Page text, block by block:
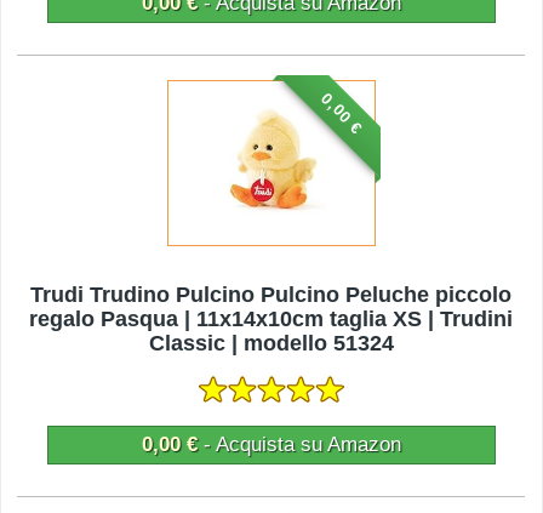
0,00 €
Trudi Trudino Pulcino Pulcino Peluche piccolo
regalo Pasqua | 11x14x10cm taglia XS | Trudini
Classic | modello 51324
0,00 €- Acquista su Amazon